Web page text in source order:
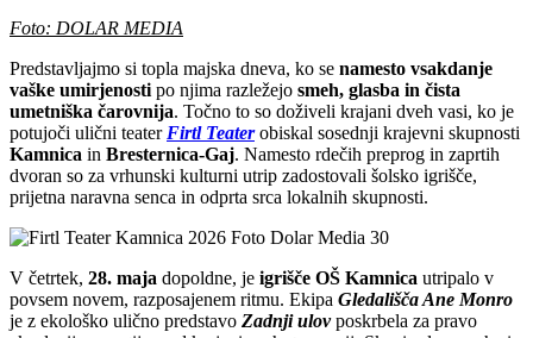
Foto: DOLAR MEDIA
Predstavljajmo si topla majska dneva, ko se namesto vsakdanje
vaške umirjenosti po njima razležejo smeh, glasba in čista
umetniška čarovnija. Točno to so doživeli krajani dveh vasi, ko je
potujoči ulični teater Firtl Teaterobiskal sosednji krajevni skupnosti
Kamnica in Bresternica-Gaj. Namesto rdečih preprog in zaprtih
dvoran so za vrhunski kulturni utrip zadostovali šolsko igrišče,
prijetna naravna senca in odprta srca lokalnih skupnosti.
V četrtek, 28. maja dopoldne, je igrišče OŠ Kamnica utripalo v
povsem novem, razposajenem ritmu. Ekipa Gledališča Ane Monro
je z ekološko ulično predstavo Zadnji ulovposkrbela za pravo